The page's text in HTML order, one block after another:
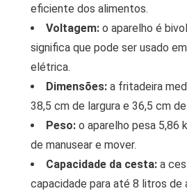
eficiente dos alimentos.
Voltagem: o aparelho é
significa que pode ser usado
elétrica.
Dimensões: a fritadeira
38,5 cm de largura e 36,5 cm
Peso: o aparelho pesa 5,86
de manusear e mover.
Capacidade da cesta: a
capacidade para até 8 litros de